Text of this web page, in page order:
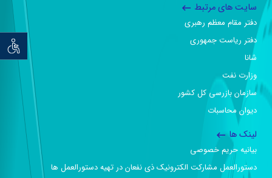
توان
سایت های مرتبط
دفتر مقام معظم رهبری
دفتر ریاست جمهوری
شانا
وزارت نفت
سازمان بازرسی کل کشور
دیوان محاسبات
لینک ها
بیانیه حریم خصوصی
دستورالعمل مشارکت الکترونیک ذی نفعان در تهیه دستورالعمل ها